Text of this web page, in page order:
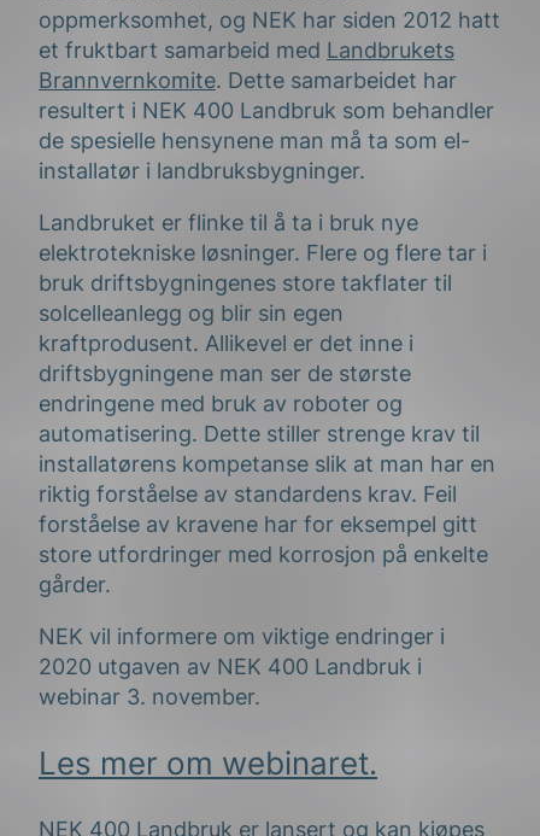
oppmerksomhet, og NEK har siden 2012 hatt
et fruktbart samarbeid med Landbrukets
Brannvernkomite. Dette samarbeidet har
resultert i NEK 400 Landbruk som behandler
de spesielle hensynene man må ta som el-
installatør i landbruksbygninger.
Landbruket er flinke til å ta i bruk nye
elektrotekniske løsninger. Flere og flere tar i
bruk driftsbygningenes store takflater til
solcelleanlegg og blir sin egen
kraftprodusent. Allikevel er det inne i
driftsbygningene man ser de største
endringene med bruk av roboter og
automatisering. Dette stiller strenge krav til
installatørens kompetanse slik at man har en
riktig forståelse av standardens krav. Feil
forståelse av kravene har for eksempel gitt
store utfordringer med korrosjon på enkelte
gårder.
NEK vil informere om viktige endringer i
2020 utgaven av NEK 400 Landbruk i
webinar 3. november.
Les mer om webinaret.
NEK 400 Landbruk er lansert og kan kjøpes